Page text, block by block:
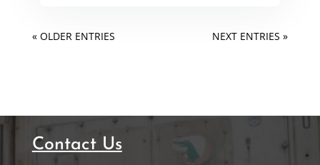
« OLDER ENTRIES NEXT ENTRIES »
Contact Us